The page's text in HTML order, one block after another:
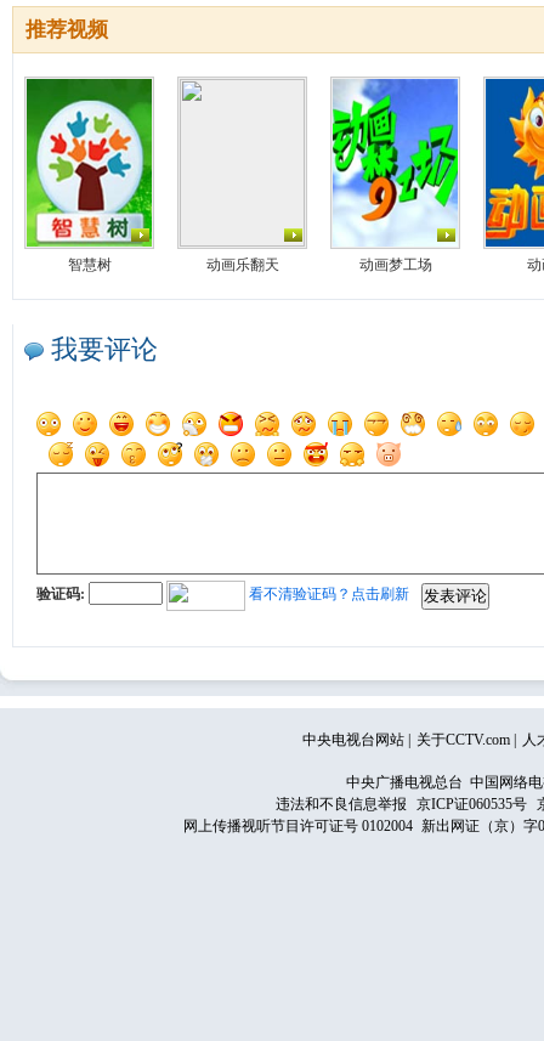
推荐视频
智慧树 动画乐翻天 动画梦工场 动
我要评论
验证码: 看不清验证码？点击刷新
中央电视台网站 关于CCTV.com 人
中央广播电视总台 中国网络
违法和不良信息举报
京ICP证060535号
网上传播视听节目许可证号 0102004 新出网证（京）